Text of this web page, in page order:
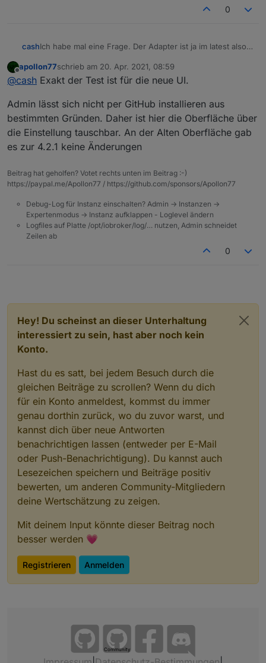
0
cashIch habe mal eine Frage. Der Adapter ist ja im latest also
wenn man die UI nicht umstellt hat man eine stabilere
Beta? Insgesamt für mich etwas verwirrend. Eigentlich
Verfügung.
Offline
apollon77schrieb am 20. Apr. 2021, 08:59
zuletzt editiert von
@cash Exakt der Test ist für die neue UI.
Admin lässt sich nicht per GitHub installieren aus
bestimmten Gründen. Daher ist hier die Oberfläche über
die Einstellung tauschbar. An der Alten Oberfläche gab
es zur 4.2.1 keine Änderungen
Beitrag hat geholfen? Votet rechts unten im Beitrag :-)
https://paypal.me/Apollon77 / https://github.com/sponsors/Apollon77
Debug-Log für Instanz einschalten? Admin -> Instanzen ->
Expertenmodus -> Instanz aufklappen - Loglevel ändern
Logfiles auf Platte /opt/iobroker/log/… nutzen, Admin schneidet
Zeilen ab
0
Hey! Du scheinst an dieser Unterhaltung
interessiert zu sein, hast aber noch kein
Konto.
Hast du es satt, bei jedem Besuch durch die
gleichen Beiträge zu scrollen? Wenn du dich
für ein Konto anmeldest, kommst du immer
genau dorthin zurück, wo du zuvor warst, und
kannst dich über neue Antworten
benachrichtigen lassen (entweder per E-Mail
oder Push-Benachrichtigung). Du kannst auch
Lesezeichen speichern und Beiträge positiv
bewerten, um anderen Community-Mitgliedern
deine Wertschätzung zu zeigen.
Mit deinem Input könnte dieser Beitrag noch
besser werden 💗
Registrieren Anmelden
Community